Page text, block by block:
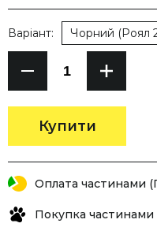
Купити
Варіант: Чорний (Роял
Оплата частинами
Покупка